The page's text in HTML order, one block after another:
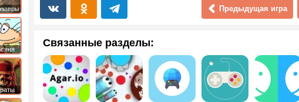
Предыдущая игра
Связанные разделы: